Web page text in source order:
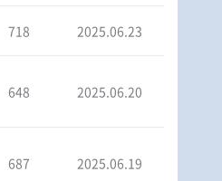
718 2025.06.23
648 2025.06.20
687 2025.06.19